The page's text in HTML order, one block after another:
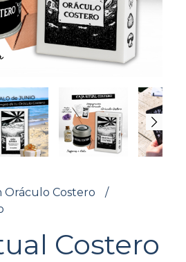
Oráculo Costero
Costero